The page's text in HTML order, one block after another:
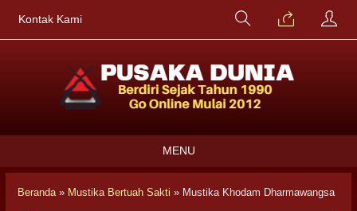
Kontak Kami
MENU
Beranda» Mustika Bertuah Sakti » Mustika Khodam Dharmawangsa